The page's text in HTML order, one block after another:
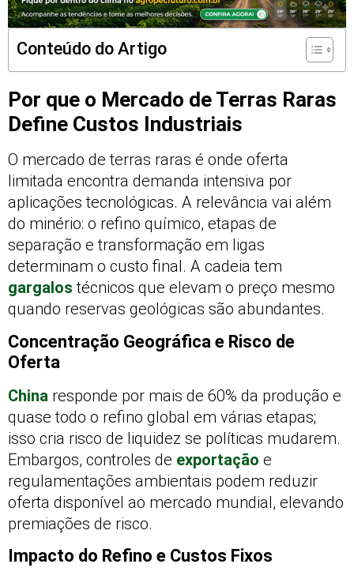
Conteúdo do Artigo
Por que o Mercado de Terras Raras
Define Custos Industriais
O mercado de terras raras é onde oferta
limitada encontra demanda intensiva por
aplicações tecnológicas. A relevância vai além
do minério: o refino químico, etapas de
separação e transformação em ligas
determinam o custo final. A cadeia tem
gargalos técnicos que elevam o preço mesmo
quando reservas geológicas são abundantes.
Concentração Geográfica e Risco de
Oferta
China responde por mais de 60% da produção e
quase todo o refino global em várias etapas;
isso cria risco de liquidez se políticas mudarem.
Embargos, controles de exportação e
regulamentações ambientais podem reduzir
oferta disponível ao mercado mundial, elevando
premiações de risco.
Impacto do Refino e Custos Fixos